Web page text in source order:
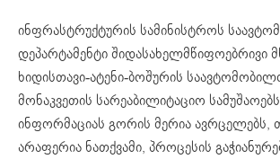
ინფრასტრუქტურის სამინისტროს
დეპარტამენტი შიდასახელმწიფოებრივი
ხიდისთავი-ატენი-ბოშურის
მონაკვეთის სარეაბილიტაციო
ინფორმაციას გორის მერია ავრცელებს,
არაფერია ნათქვამი, პროცესის